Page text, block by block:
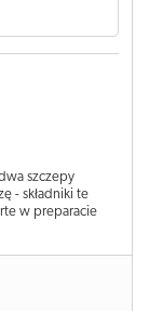
szczepy
- składniki te
w preparacie